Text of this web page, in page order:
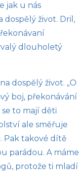
jak u nás
dospělý život. Dril,
dlouholetý
dospělý život. „O
boj, překonávání
to mají děti
ale směřuje
Pak takové dítě
parádou. A máme
protože ti mladí